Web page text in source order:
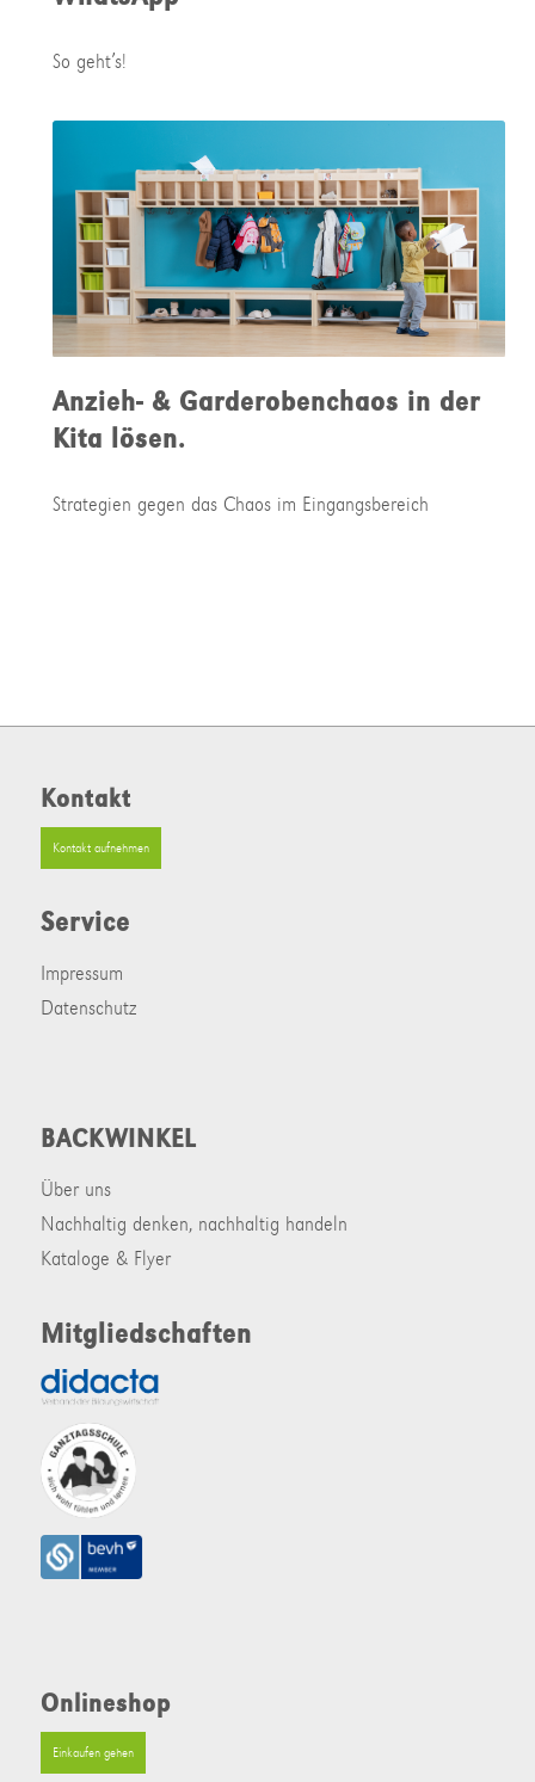
So geht’s!
Anzieh- & Garderobenchaos in der
Kita lösen.
Strategien gegen das Chaos im Eingangsbereich
Kontakt
Kontakt aufnehmen
Service
Impressum
Datenschutz
BACKWINKEL
Über uns
Nachhaltig denken, nachhaltig handeln
Kataloge & Flyer
Mitgliedschaften
Onlineshop
Einkaufen gehen